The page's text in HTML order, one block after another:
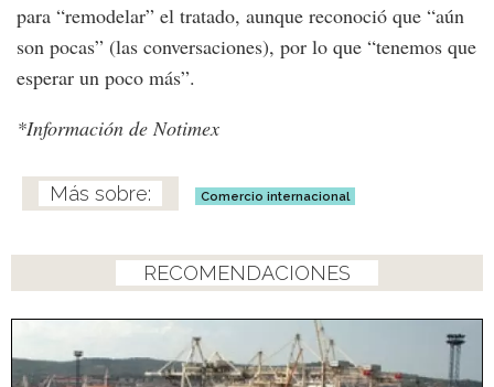
para “remodelar” el tratado, aunque reconoció que “aún
son pocas” (las conversaciones), por lo que “tenemos que
esperar un poco más”.
*Información de Notimex
Comercio internacional
RECOMENDACIONES